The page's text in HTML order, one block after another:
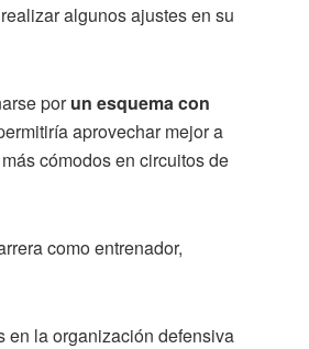
algunos ajustes en su
porun esquema con
aprovechar mejor a
cómodos en circuitos de
como entrenador,
en la organización defensiva